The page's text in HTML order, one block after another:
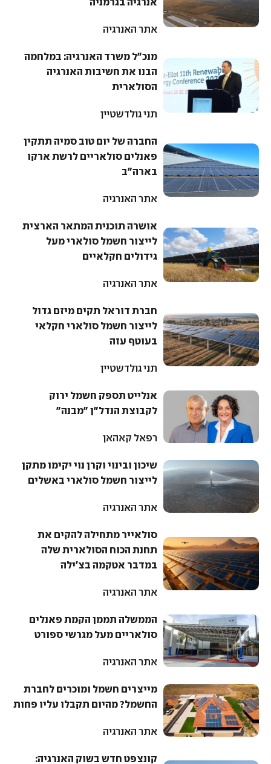
אתר האנרגיה
מנכ"ל משרד האנרגיה: במלחמה
הבנו את חשיבות האנרגיה
הסולארית
תני גולדשטיין
החברה של יום טוב סמיה תתקין
פאנלים סולאריים לרשת ארקו
בארה"ב
אתר האנרגיה
אושרה תוכנית המתאר הארצית
לייצור חשמל סולארי מעל
גידולים חקלאיים
אתר האנרגיה
חברת דוראל תקים מיזם גדול
לייצור חשמל סולארי חקלאי
בעוטף עזה
תני גולדשטיין
אנלייט תספק חשמל ירוק
לקבוצת הנדל"ן "מבנה"
רפאל קאהאן
שיכון ובינוי וקרן נוי יקימו מתקן
לייצור חשמל סולארי באשלים
אתר האנרגיה
סולאייר מתחילה להקים את
תחנת הכוח הסולארית שלה
במדבר אטקמה בצ'ילה
אתר האנרגיה
הממשלה תממן הקמת פאנלים
סולאריים מעל מגרשי ספורט
אתר האנרגיה
מייצרים חשמל ומוכרים לחברת
החשמל? מהיום תקבלו עליו פחות
אתר האנרגיה
קונצפט חדש בשוק האנרגיה: